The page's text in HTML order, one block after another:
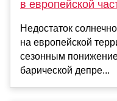
в европейской
Недостаток
на европейской
сезонным
барической депре...